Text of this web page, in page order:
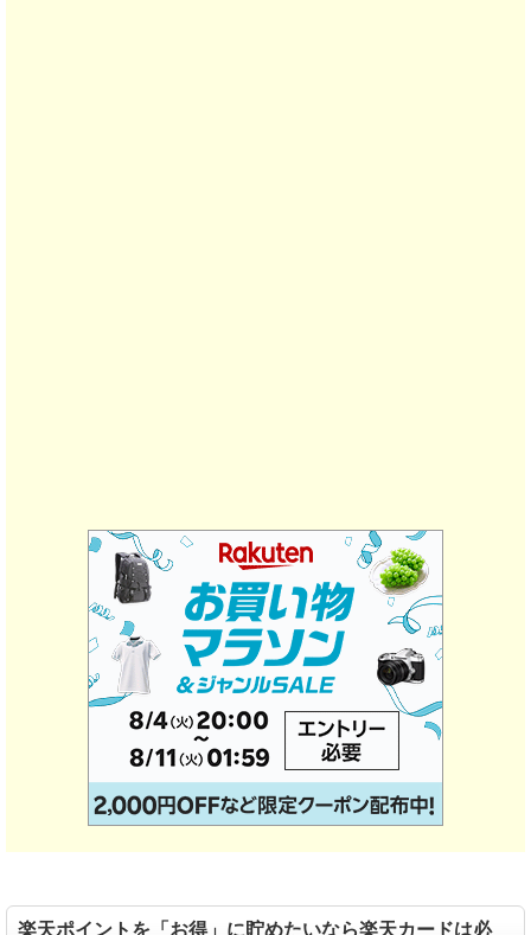
楽天ポイントを「お得」に貯めたいなら楽天カードは必